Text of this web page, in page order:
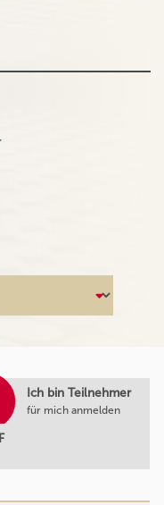
Ich bin Teilnehmer
für mich anmelden